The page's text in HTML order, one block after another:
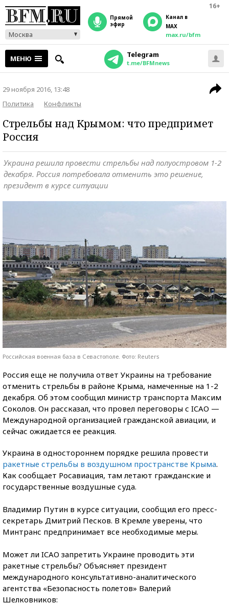
16+
Москва
прямой
эфир
Канал в
MAX
max.ru/bfm
МЕНЮ Telegram
t.me/BFMnews
29 ноября 2016, 13:48
Политика
Конфликты
Стрельбы над Крымом: что предпримет
Россия
Украина решила провести стрельбы над полуостровом 1-2
декабря. Россия потребовала отменить это решение,
президент в курсе ситуации
Российская военная база в Севастополе. Фото: Reuters
Россия еще не получила ответ Украины на требование
отменить стрельбы в районе Крыма, намеченные на 1-2
декабря. Об этом сообщил министр транспорта Максим
Соколов. Он рассказал, что провел переговоры с ICAO —
Международной организацией гражданской авиации, и
сейчас ожидается ее реакция.
Украина в одностороннем порядке решила провести
ракетные стрельбы в воздушном пространстве Крыма.
Как сообщает Росавиация, там летают гражданские и
государственные воздушные суда.
Владимир Путин в курсе ситуации, сообщил его пресс-
секретарь Дмитрий Песков. В Кремле уверены, что
Минтранс предпринимает все необходимые меры.
Может ли ICAO запретить Украине проводить эти
ракетные стрельбы? Объясняет президент
международного консультативно-аналитического
агентства «Безопасность полетов» Валерий
Шелковников: